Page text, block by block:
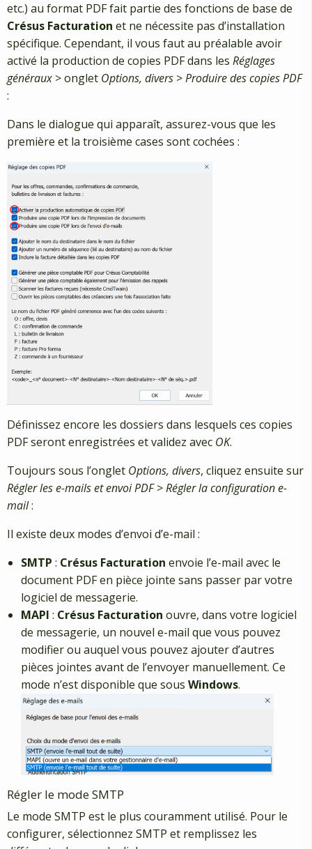
etc.) au format PDF fait partie des fonctions de base de
Crésus Facturation et ne nécessite pas d’installation
spécifique. Cependant, il vous faut au préalable avoir
activé la production de copies PDF dans les Réglages
généraux > onglet Options, divers >Produire des copies PDF
:
Dans le dialogue qui apparaît, assurez-vous que les
première et la troisième cases sont cochées :
Définissez encore les dossiers dans lesquels ces copies
PDF seront enregistrées et validez avec OK.
Toujours sous l’onglet Options, divers, cliquez ensuite sur
Régler les e-mails et envoi PDF>Régler la configuration e-
mail:
Il existe deux modes d’envoi d’e-mail :
SMTP : Crésus Facturation envoie l’e-mail avec le
document PDF en pièce jointe sans passer par votre
logiciel de messagerie.
MAPI : Crésus Facturation ouvre, dans votre logiciel
de messagerie, un nouvel e-mail que vous pouvez
modifier ou auquel vous pouvez ajouter d’autres
pièces jointes avant de l’envoyer manuellement. Ce
mode n’est disponible que sous Windows.
Régler le mode SMTP
Le mode SMTP est le plus couramment utilisé. Pour le
configurer, sélectionnez SMTP et remplissez les